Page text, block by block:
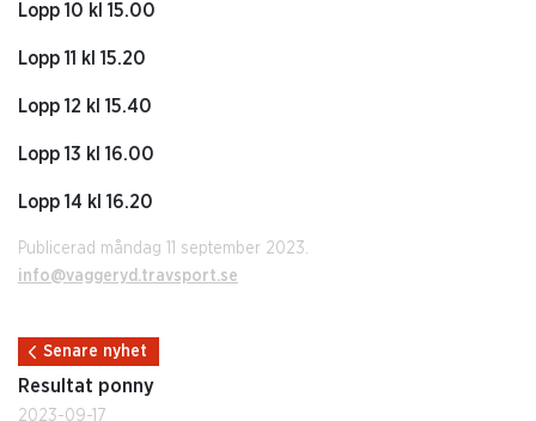
Lopp 10 kl 15.00
Lopp 11 kl 15.20
Lopp 12 kl 15.40
Lopp 13 kl 16.00
Lopp 14 kl 16.20
Publicerad måndag 11 september 2023.
info@vaggeryd.travsport.se
Senare nyhet
Resultat ponny
2023-09-17